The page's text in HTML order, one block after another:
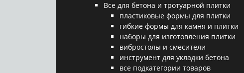
Все для бетона и тротуарной плитки
пластиковые формы для плитки
гибкие формы для камня и плитки
наборы для изготовления плитки
вибростолы и смесители
инструмент для укладки бетона
все подкатегории товаров